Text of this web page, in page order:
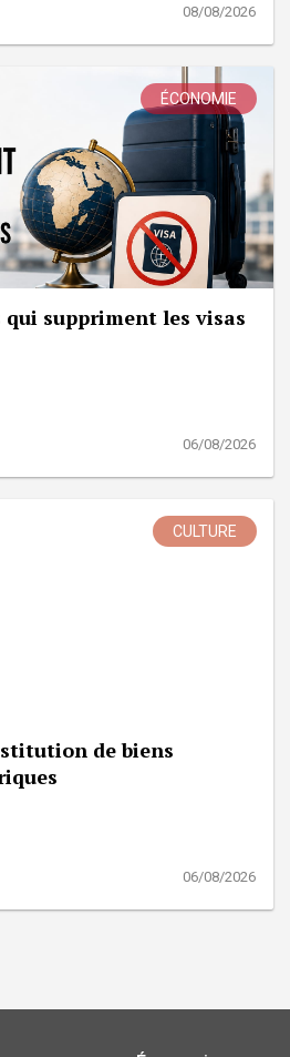
08/08/2026
ÉCONOMIE
qui suppriment les visas
06/08/2026
CULTURE
de biens
06/08/2026